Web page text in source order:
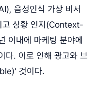
음성인식 가상 비서
상황 인지(Context-
이내에 마케팅 분야에
다. 이로 인해 광고와 브
것이다.